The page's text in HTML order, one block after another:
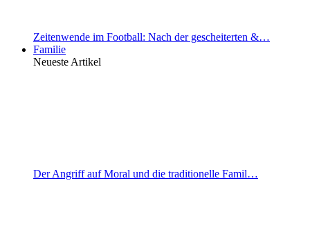
Zeitenwende im Football: Nach der gescheiterten &…
Familie
Neueste Artikel
Der Angriff auf Moral und die traditionelle Famil…